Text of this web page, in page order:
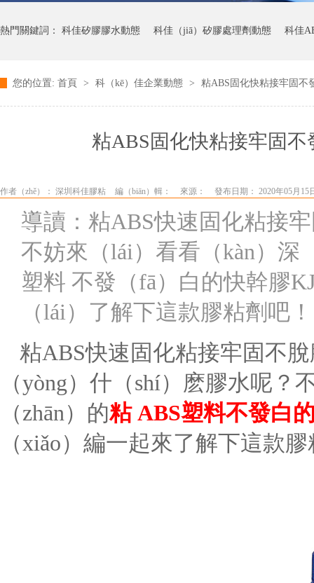
熱門關鍵詞： 科佳矽膠膠水動態 科佳（jiā）矽膠處理劑動態 科佳
科佳快幹膠（jiāo）動態
您的位置: 首頁 > 科（kē）佳企業動態 > 粘ABS固化快粘接牢固不
粘ABS固化快粘接牢固
作者（zhě）： 深圳科佳膠粘 編（biān）輯： 來源： 發布日期： 2020年05月15
導讀：粘ABS快速固化粘接
不妨來（lái）看看（kàn）深
塑料 不發（fā）白的快幹膠
（lái）了解下這款膠粘劑吧！
粘ABS快速固化粘接牢固不
（yòng）什（shí）麽膠水呢？
（zhān） 的粘 ABS塑料不發白
（xiǎo）編一起來了解下這款